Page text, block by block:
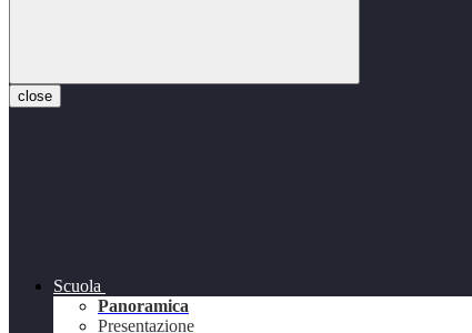
close
Scuola
Panoramica
Presentazione